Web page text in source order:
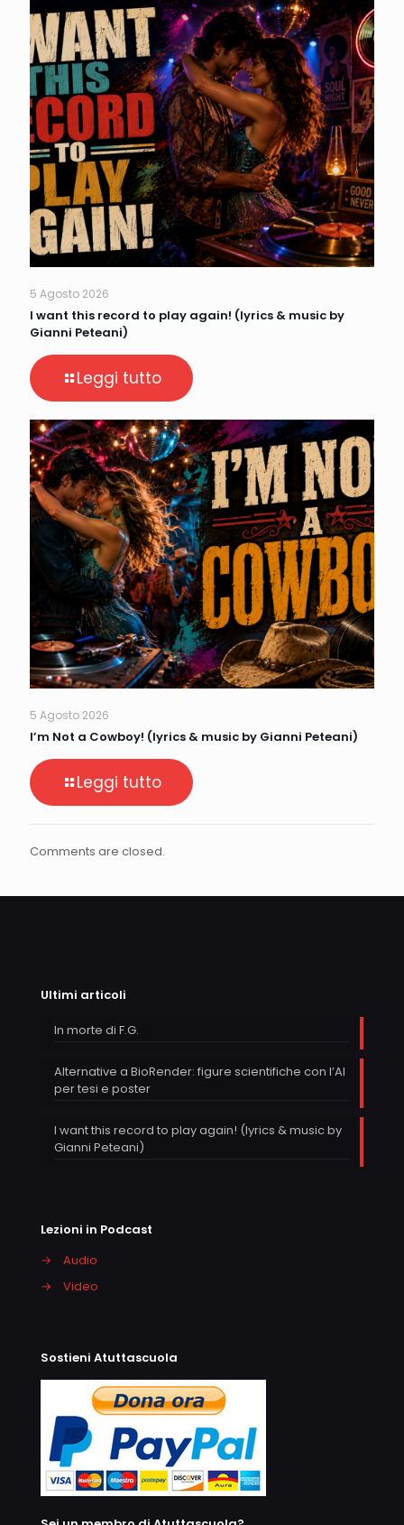
5 Agosto 2026
I want this record to play again! (lyrics & music by
Gianni Peteani)
Leggi tutto
5 Agosto 2026
I’m Not a Cowboy! (lyrics & music by Gianni Peteani)
Leggi tutto
Comments are closed.
Ultimi articoli
In morte di F.G.
Alternative a BioRender: figure scientifiche con l’AI
per tesi e poster
I want this record to play again! (lyrics & music by
Gianni Peteani)
Lezioni in Podcast
→
Audio
→
Video
Sostieni Atuttascuola